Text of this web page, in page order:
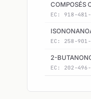
COMPOSÉS
EC: 918-
EC: 258-
2-
EC: 202-